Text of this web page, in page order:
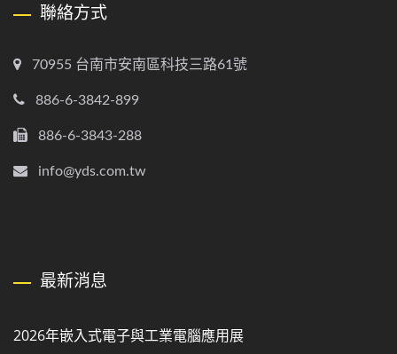
聯絡方式
70955 台南市安南區科技三路61號
886-6-3842-899
886-6-3843-288
info@yds.com.tw
最新消息
2026年嵌入式電子與工業電腦應用展